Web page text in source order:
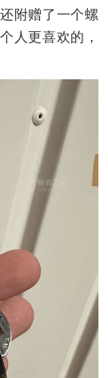
附赠了一个螺
人更喜欢的，